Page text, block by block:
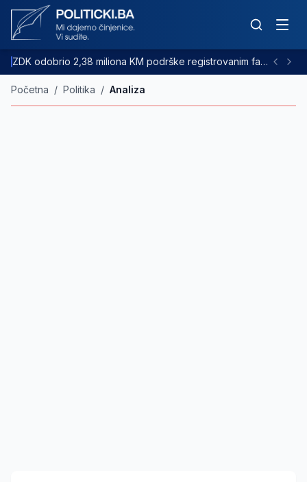
ZDK odobrio 2,38 miliona KM podrške registrovanim farmama goveda
Početna / Politika / Analiza